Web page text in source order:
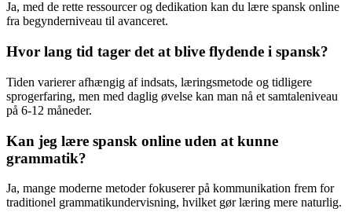
Ja, med de rette ressourcer og dedikation kan du lære spansk online
fra begynderniveau til avanceret.
Hvor lang tid tager det at blive flydende i spansk?
Tiden varierer afhængig af indsats, læringsmetode og tidligere
sprogerfaring, men med daglig øvelse kan man nå et samtaleniveau
på 6-12 måneder.
Kan jeg lære spansk online uden at kunne
grammatik?
Ja, mange moderne metoder fokuserer på kommunikation frem for
traditionel grammatikundervisning, hvilket gør læring mere naturlig.